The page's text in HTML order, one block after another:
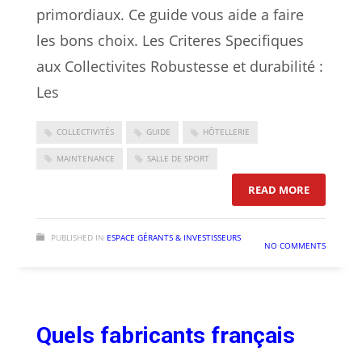
primordiaux. Ce guide vous aide a faire
les bons choix. Les Criteres Specifiques
aux Collectivites Robustesse et durabilité :
Les
COLLECTIVITÉS GUIDE HÔTELLERIE
MAINTENANCE SALLE DE SPORT
READ MORE:
PUBLISHED IN ESPACE GÉRANTS & INVESTISSEURS
NO COMMENTS
Quels fabricants français